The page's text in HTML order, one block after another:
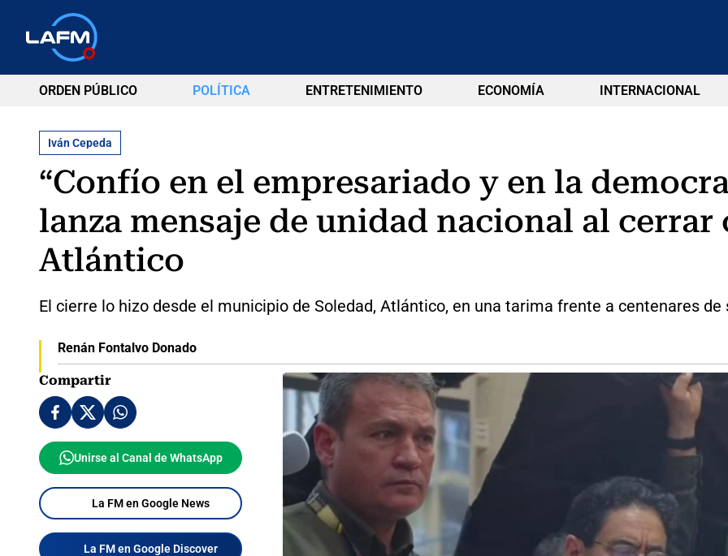
ORDEN PÚBLICO POLÍTICA ENTRETENIMIENTO ECONOMÍA INTERNACIONAL
Iván Cepeda
“Confío en el empresariado y en la
lanza mensaje de unidad nacional al cerrar
Atlántico
El cierre lo hizo desde el municipio de Soledad, Atlántico, en una tarima frente a centenares
Renán Fontalvo Donado
Compartir
Unirse al Canal de WhatsApp
La FM en Google News
La FM en Google Discover